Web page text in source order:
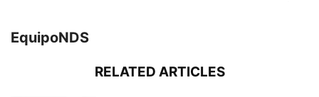
EquipoNDS
RELATED ARTICLES